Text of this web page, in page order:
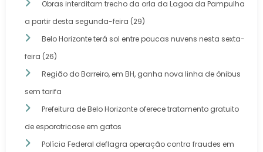
Obras interditam trecho da orla da Lagoa da Pampulha
a partir desta segunda-feira (29)
Belo Horizonte terá sol entre poucas nuvens nesta sexta-
feira (26)
Região do Barreiro, em BH, ganha nova linha de ônibus
sem tarifa
Prefeitura de Belo Horizonte oferece tratamento gratuito
de esporotricose em gatos
Polícia Federal deflagra operação contra fraudes em